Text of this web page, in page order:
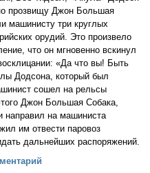
прозвищу Джон Большая
машинисту три круглых
орудий. Это произвело
что он мгновенно вскинул
«Да что вы! Быть
Додсона, который был
сошел на рельсы
Джон Большая Собака,
направил на машиниста
им отвести паровоз
дальнейших распоряжений.
выбираем (О.Генри)